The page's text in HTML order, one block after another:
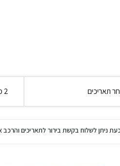
תאריכים 2 מבוגרים
ניתן לשלוח בקשת בירור לתאריכים